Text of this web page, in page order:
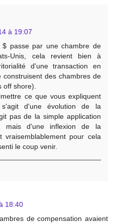
à 19:07
passe par une chambre de
Unis, cela revient bien à
d'une transaction en
des chambres de
off shore).
ce que vous expliquent
d'une évolution de la
pas de la simple application
mais d'une inflexion de la
vraisemblablement pour cela
le coup venir.
18:40
de compensation avaient